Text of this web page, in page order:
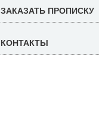
ЗАКАЗАТЬ ПРОПИСКУ
КОНТАКТЫ